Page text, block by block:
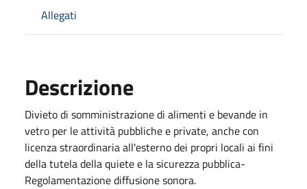
Allegati
Descrizione
Divieto di somministrazione di alimenti e bevande in
vetro per le attività pubbliche e private, anche con
licenza straordinaria all'esterno dei propri locali ai fini
della tutela della quiete e la sicurezza pubblica-
Regolamentazione diffusione sonora.